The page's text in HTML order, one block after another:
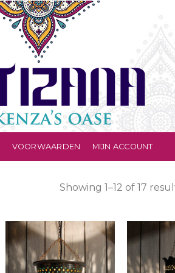
VOORWAARDEN MIJN ACCOUNT
Showing 1–12 of 17